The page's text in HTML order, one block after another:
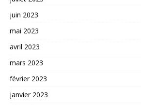
juin 2023
mai 2023
avril 2023
mars 2023
février 2023
janvier 2023